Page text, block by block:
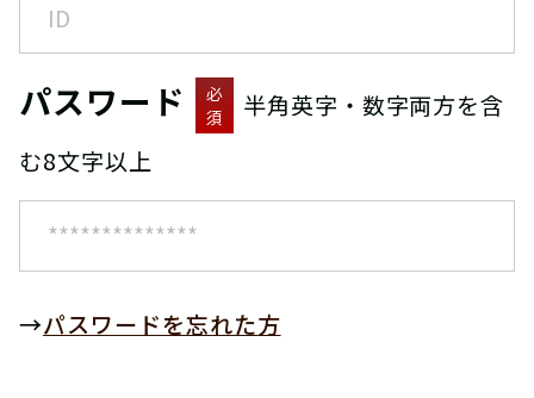
パスワード
必
須
半角英字・数字両方を含
む8文字以上
→パスワードを忘れた方